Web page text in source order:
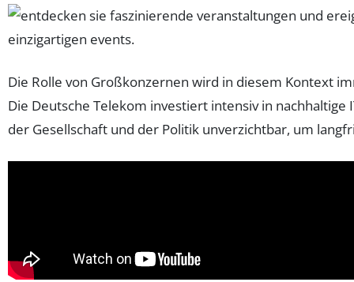
Die Rolle von Großkonzernen wird in diesem Kontext
Die Deutsche Telekom investiert intensiv in
der Gesellschaft und der Politik unverzichtbar, um